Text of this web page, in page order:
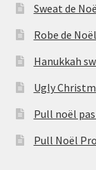
Sweat de
Robe de Noël
Hanukkah
Ugly
Pull noël
Pull Noël